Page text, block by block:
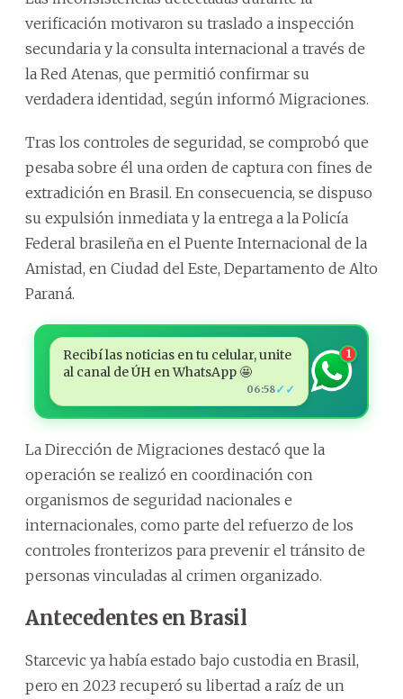
verificación motivaron su traslado a inspección
secundaria y la consulta internacional a través de
la Red Atenas, que permitió confirmar su
verdadera identidad, según informó Migraciones.
Tras los controles de seguridad, se comprobó que
pesaba sobre él una orden de captura con fines de
extradición en Brasil. En consecuencia, se dispuso
su expulsión inmediata y la entrega a la Policía
Federal brasileña en el Puente Internacional de la
Amistad, en Ciudad del Este, Departamento de Alto
Paraná.
Recibí las noticias en tu celular, unite
al canal de ÚH en WhatsApp 🤩
06:58✓✓
1
La Dirección de Migraciones destacó que la
operación se realizó en coordinación con
organismos de seguridad nacionales e
internacionales, como parte del refuerzo de los
controles fronterizos para prevenir el tránsito de
personas vinculadas al crimen organizado.
Antecedentes en Brasil
Starcevic ya había estado bajo custodia en Brasil,
pero en 2023 recuperó su libertad a raíz de un